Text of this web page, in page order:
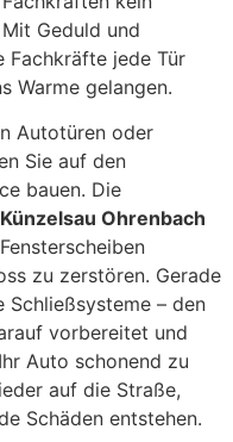
Geduld und
Fachkräfte jede Tür
Warme gelangen.
Autotüren oder
Sie auf den
bauen. Die
Künzelsau Ohrenbach
zu zerstören. Gerade
Schließsysteme – den
vorbereitet und
Auto schonend zu
auf die Straße,
Schäden entstehen.